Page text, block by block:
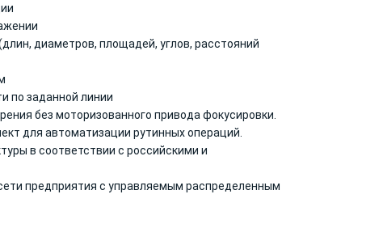
диаметров, площадей, углов, расстояний
по заданной линии
без моторизованного привода фокусировки.
для автоматизации рутинных операций.
в соответствии с российскими и
предприятия с управляемым распределенным